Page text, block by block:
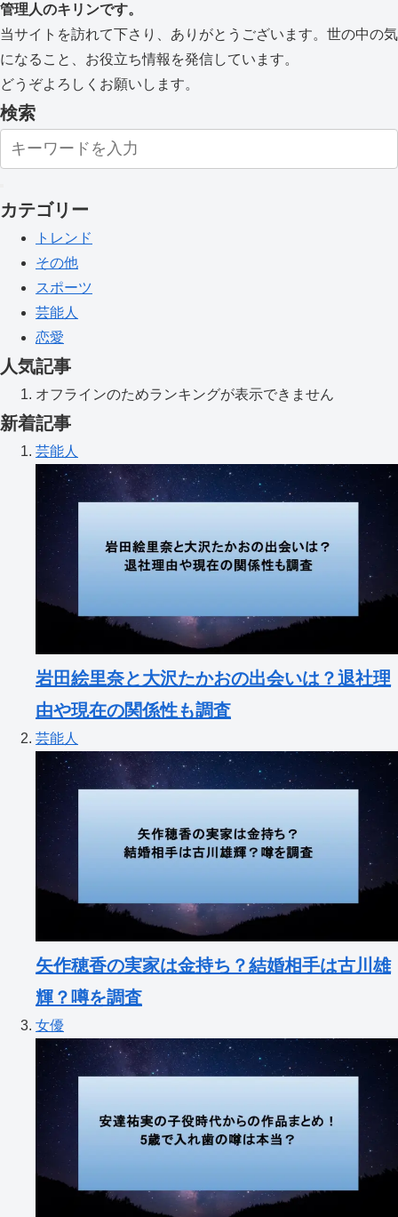
管理人のキリンです。
当サイトを訪れて下さり、ありがとうございます。世の中の気
になること、お役立ち情報を発信しています。
どうぞよろしくお願いします。
検索
カテゴリー
トレンド
その他
スポーツ
芸能人
恋愛
人気記事
オフラインのためランキングが表示できません
新着記事
芸能人
岩田絵里奈と大沢たかおの出会いは？退社理
由や現在の関係性も調査
芸能人
矢作穂香の実家は金持ち？結婚相手は古川雄
輝？噂を調査
女優